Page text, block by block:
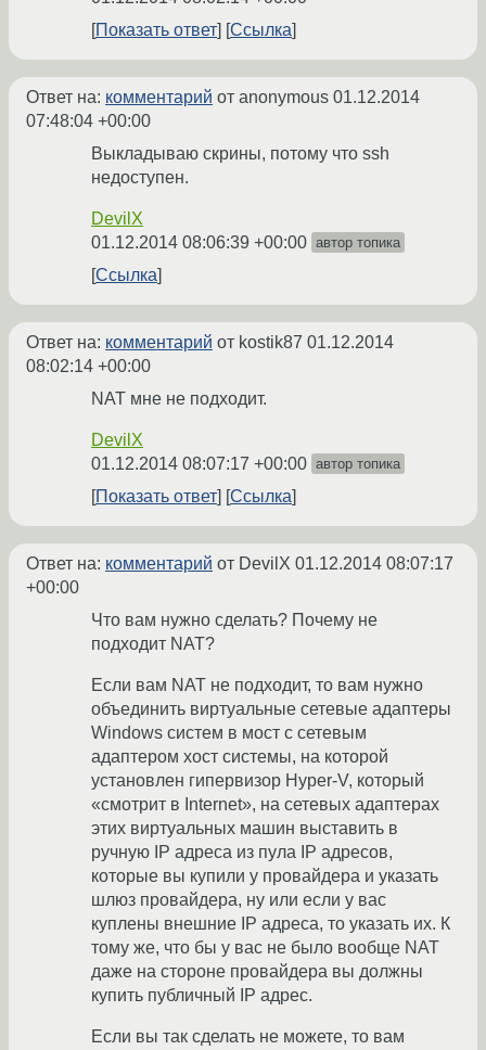
Показать ответ
Ссылка
Ответ на: комментарий от anonymous 01.12.2014
07:48:04 +00:00
Выкладываю скрины, потому что ssh
недоступен.
DevilX
01.12.2014 08:06:39 +00:00 автор топика
Ссылка
Ответ на: комментарий от kostik87 01.12.2014
08:02:14 +00:00
NAT мне не подходит.
DevilX
01.12.2014 08:07:17 +00:00 автор топика
Показать ответ Ссылка
Ответ на: комментарий от DevilX 01.12.2014 08:07:17
+00:00
Что вам нужно сделать? Почему не
подходит NAT?
Если вам NAT не подходит, то вам нужно
объединить виртуальные сетевые адаптеры
Windows систем в мост с сетевым
адаптером хост системы, на которой
установлен гипервизор Hyper-V, который
«смотрит в Internet», на сетевых адаптерах
этих виртуальных машин выставить в
ручную IP адреса из пула IP адресов,
которые вы купили у провайдера и указать
шлюз провайдера, ну или если у вас
куплены внешние IP адреса, то указать их. К
тому же, что бы у вас не было вообще NAT
даже на стороне провайдера вы должны
купить публичный IP адрес.
Если вы так сделать не можете, то вам